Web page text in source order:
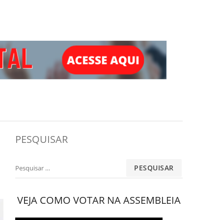
PESQUISAR
Pesquisar
VEJA COMO VOTAR NA ASSEMBLEIA